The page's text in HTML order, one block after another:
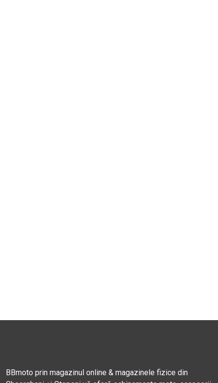
BBmoto prin magazinul online & magazinele fizice din